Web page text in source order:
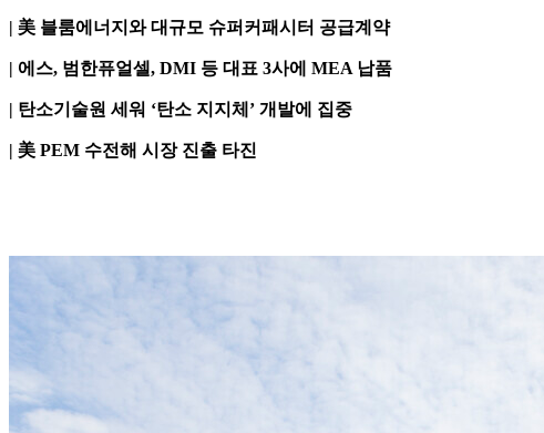
| 美 블룸에너지와 대규모 슈퍼커패시터 공급계약
| 에스, 범한퓨얼셀, DMI 등 대표 3사에 MEA 납품
| 탄소기술원 세워 ‘탄소 지지체 ’ 개발에 집중
| 美 PEM 수전해 시장 진출 타진